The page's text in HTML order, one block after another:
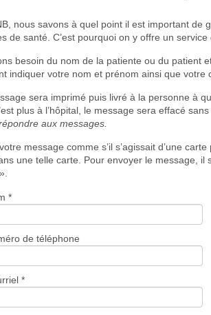
nous savons à quel point il est important de
de santé. C’est pourquoi on y offre un
besoin du nom de la patiente ou du patient
indiquer votre nom et prénom ainsi que votre
sera imprimé puis livré à la personne à
plus à l’hôpital, le message sera effacé
aux messages.
message comme s’il s’agissait d’une
une telle carte. Pour envoyer le message,
*
de téléphone
*